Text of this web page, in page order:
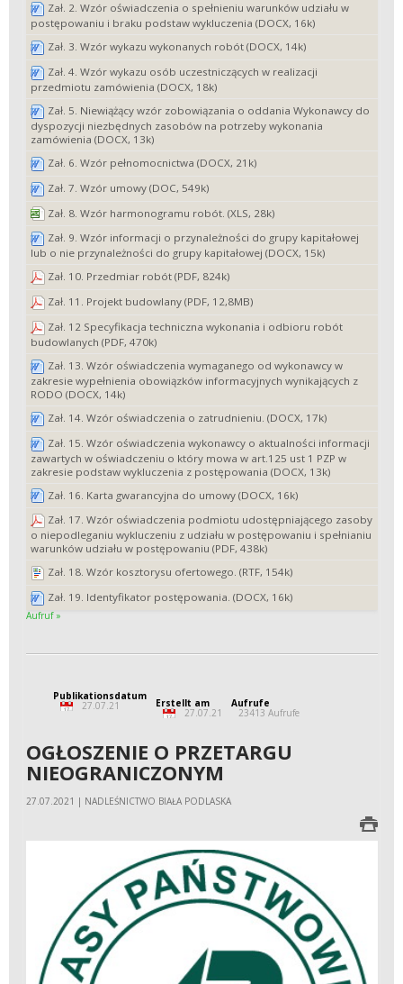
Zał. 2. Wzór oświadczenia o spełnieniu warunków udziału w
postępowaniu i braku podstaw wykluczenia (DOCX, 16k)
Zał. 3. Wzór wykazu wykonanych robót (DOCX, 14k)
Zał. 4. Wzór wykazu osób uczestniczących w realizacji
przedmiotu zamówienia (DOCX, 18k)
Zał. 5. Niewiążący wzór zobowiązania o oddania Wykonawcy do
dyspozycji niezbędnych zasobów na potrzeby wykonania
zamówienia (DOCX, 13k)
Zał. 6. Wzór pełnomocnictwa (DOCX, 21k)
Zał. 7. Wzór umowy (DOC, 549k)
Zał. 8. Wzór harmonogramu robót. (XLS, 28k)
Zał. 9. Wzór informacji o przynależności do grupy kapitałowej
lub o nie przynależności do grupy kapitałowej (DOCX, 15k)
Zał. 10. Przedmiar robót (PDF, 824k)
Zał. 11. Projekt budowlany (PDF, 12,8MB)
Zał. 12 Specyfikacja techniczna wykonania i odbioru robót
budowlanych (PDF, 470k)
Zał. 13. Wzór oświadczenia wymaganego od wykonawcy w
zakresie wypełnienia obowiązków informacyjnych wynikających z
RODO (DOCX, 14k)
Zał. 14. Wzór oświadczenia o zatrudnieniu. (DOCX, 17k)
Zał. 15. Wzór oświadczenia wykonawcy o aktualności informacji
zawartych w oświadczeniu o który mowa w art.125 ust 1 PZP w
zakresie podstaw wykluczenia z postępowania (DOCX, 13k)
Zał. 16. Karta gwarancyjna do umowy (DOCX, 16k)
Zał. 17. Wzór oświadczenia podmiotu udostępniającego zasoby
o niepodleganiu wykluczeniu z udziału w postępowaniu i spełnianiu
warunków udziału w postępowaniu (PDF, 438k)
Zał. 18. Wzór kosztorysu ofertowego. (RTF, 154k)
Zał. 19. Identyfikator postępowania. (DOCX, 16k)
Aufruf »
Publikationsdatum
27.07.21 Erstellt am
27.07.21
Aufrufe
23413 Aufrufe
OGŁOSZENIE O PRZETARGU
NIEOGRANICZONYM
27.07.2021 | NADLEŚNICTWO BIAŁA PODLASKA